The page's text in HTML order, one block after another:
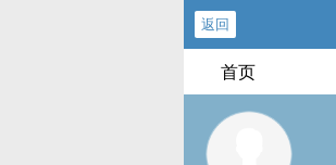
返回
首页